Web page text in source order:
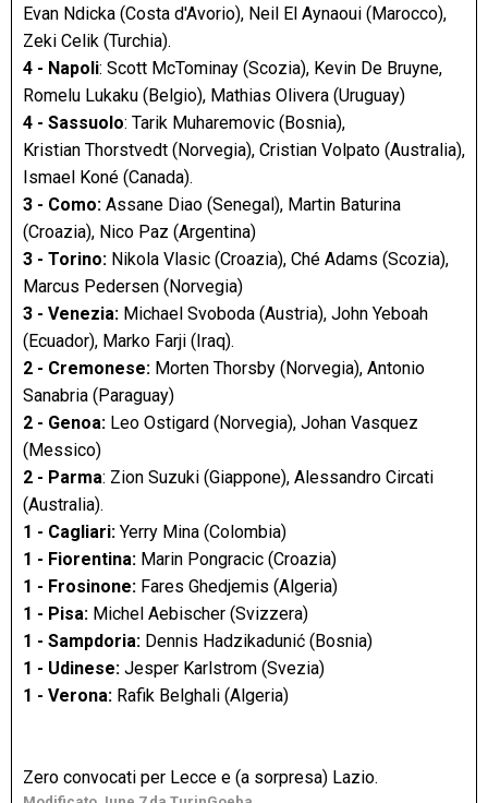
Evan Ndicka (Costa d'Avorio), Neil El Aynaoui (Marocco),
Zeki Celik (Turchia).
4 - Napoli: Scott McTominay (Scozia), Kevin De Bruyne,
Romelu Lukaku (Belgio), Mathias Olivera (Uruguay)
4 - Sassuolo: Tarik Muharemovic (Bosnia),
Kristian Thorstvedt (Norvegia), Cristian Volpato (Australia),
Ismael Koné (Canada).
3 - Como: Assane Diao (Senegal), Martin Baturina
(Croazia), Nico Paz (Argentina)
3 - Torino: Nikola Vlasic (Croazia), Ché Adams (Scozia),
Marcus Pedersen (Norvegia)
3 - Venezia: Michael Svoboda (Austria), John Yeboah
(Ecuador), Marko Farji (Iraq).
2 - Cremonese: Morten Thorsby (Norvegia), Antonio
Sanabria (Paraguay)
2 - Genoa: Leo Ostigard (Norvegia), Johan Vasquez
(Messico)
2 - Parma: Zion Suzuki (Giappone), Alessandro Circati
(Australia).
1 - Cagliari: Yerry Mina (Colombia)
1 - Fiorentina: Marin Pongracic (Croazia)
1 - Frosinone: Fares Ghedjemis (Algeria)
1 - Pisa: Michel Aebischer (Svizzera)
1 - Sampdoria: Dennis Hadzikadunić (Bosnia)
1 - Udinese: Jesper Karlstrom (Svezia)
1 - Verona: Rafik Belghali (Algeria)
Zero convocati per Lecce e (a sorpresa) Lazio.